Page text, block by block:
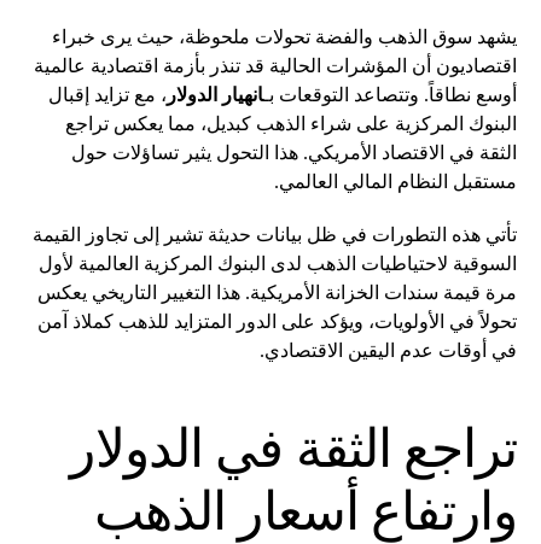
يشهد سوق الذهب والفضة تحولات ملحوظة، حيث يرى خبراء
اقتصاديون أن المؤشرات الحالية قد تنذر بأزمة اقتصادية عالمية
أوسع نطاقاً. وتتصاعد التوقعات بـانهيار الدولار ، مع تزايد إقبال
البنوك المركزية على شراء الذهب كبديل، مما يعكس تراجع
الثقة في الاقتصاد الأمريكي. هذا التحول يثير تساؤلات حول
مستقبل النظام المالي العالمي.
تأتي هذه التطورات في ظل بيانات حديثة تشير إلى تجاوز القيمة
السوقية لاحتياطيات الذهب لدى البنوك المركزية العالمية لأول
مرة قيمة سندات الخزانة الأمريكية. هذا التغيير التاريخي يعكس
تحولاً في الأولويات، ويؤكد على الدور المتزايد للذهب كملاذ آمن
في أوقات عدم اليقين الاقتصادي.
تراجع الثقة في الدولار
وارتفاع أسعار الذهب